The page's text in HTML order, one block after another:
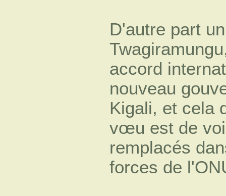
D'autre part
accord
nouveau
Kigali, et cela
vœu est de
remplacés
forces de